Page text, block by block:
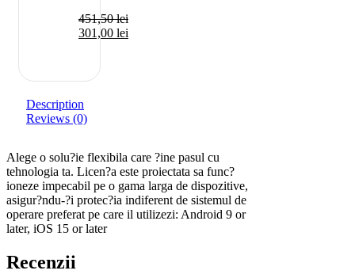
451,50lei
301,00 lei
Description
Reviews (0)
Alege o solu?ie flexibila care ?ine pasul cu
tehnologia ta. Licen?a este proiectata sa func?
ioneze impecabil pe o gama larga de dispozitive,
asigur?ndu-?i protec?ia indiferent de sistemul de
operare preferat pe care il utilizezi: Android 9 or
later, iOS 15 or later
Recenzii